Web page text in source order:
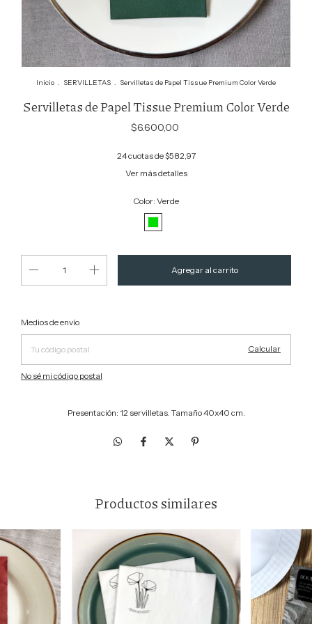
Inicio . SERVILLETAS . Servilletas de Papel Tissue Premium Color Verde
Servilletas de Papel Tissue Premium Color Verde
$6.600,00
24cuotas de$582,97
Ver más detalles
Color: Verde
Entregas para el CP:
Medios de envío
Calcular
No sé mi código postal
Presentación: 12 servilletas. Tamaño 40x40 cm.
Productos similares